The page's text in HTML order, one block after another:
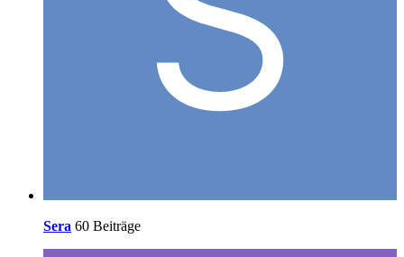
Sera 60 Beiträge